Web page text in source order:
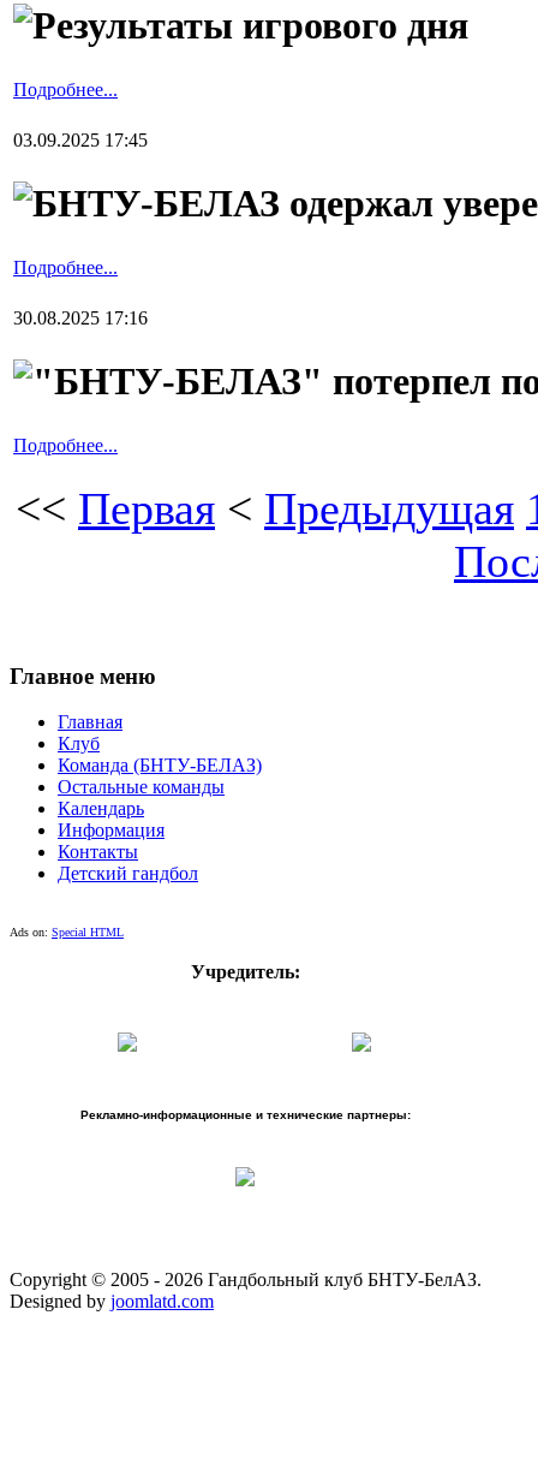
Результаты игрового дня
Подробнее...
03.09.2025 17:45
БНТУ-БЕЛАЗ одержал
Подробнее...
30.08.2025 17:16
"БНТУ-БЕЛАЗ" потерпел
Подробнее...
<< Первая < Предыдущая
Главное меню
Главная
Клуб
Команда (БНТУ-БЕЛАЗ)
Остальные команды
Календарь
Информация
Контакты
Детский гандбол
Ads on: Special HTML
Учредитель:
Рекламно-информационные и технические партнеры:
Copyright © 2005 - 2026 Гандбольный клуб БНТУ-БелАЗ.
Designed by joomlatd.com